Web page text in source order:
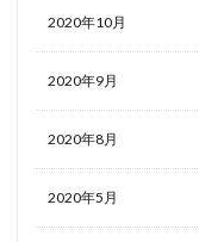
2020年10月
2020年9月
2020年8月
2020年5月